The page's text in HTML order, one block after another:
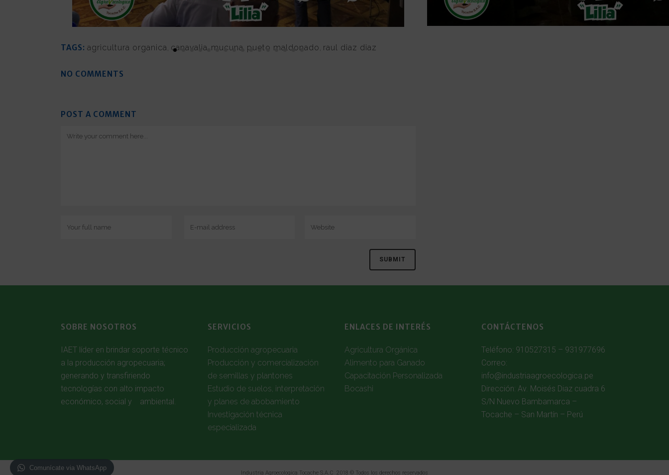
TAGS: agricultura organica, canavalia mucuna pueto maldonado, raul diaz diaz
NO COMMENTS
POST A COMMENT
SOBRE NOSOTROS
IAET líder en brindar soporte técnico
a la producción agropecuaria;
generando y transfiriendo
tecnologías con alto impacto
económico, social y ambiental.
SERVICIOS
Producción agropecuaria
Producción y comercialización
de semillas y plantones
Estudio de suelos, interpretación
y planes de abobamiento
Investigación técnica
especializada
ENLACES DE INTERÉS
Agricultura Orgánica
Alimento para Ganado
Capacitación Personalizada
Bocashi
CONTÁCTENOS
Teléfono: 910527315 – 931977696
Correo:
info@industriaagroecologica.pe
Dirección: Av. Moisés Diaz cuadra 6
S/N Nuevo Bambamarca –
Tocache – San Martín – Perú
Industria Agroecologica Tocache S.A.C 2018 © Todos los derechos reservados
Comunícate via WhatsApp